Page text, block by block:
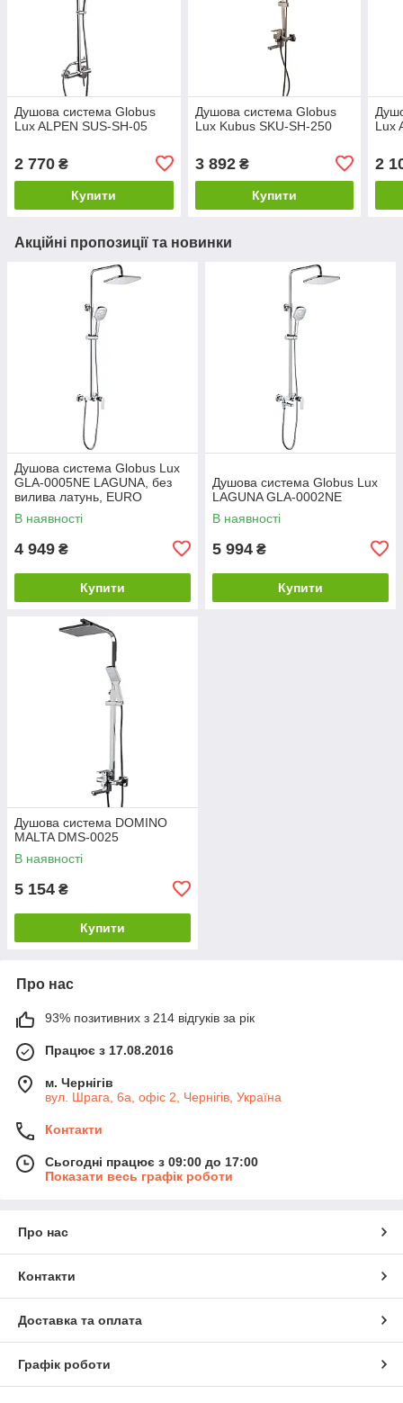
Душова система Globus
Lux ALPEN SUS-SH-05
2 770 ₴
Купити
Душова система Globus
Lux Kubus SKU-SH-250
3 892₴
Купити
Lux
2
Акційні пропозиції та новинки
Душова система Globus Lux
GLA-0005NE LAGUNA, без
вилива латунь, EURO
В наявності
4 949 ₴
Купити
Душова система Globus Lux
LAGUNA GLA-0002NE
В наявності
5 994 ₴
Купити
Душова система DOMINO
MALTA DMS-0025
В наявності
5 154 ₴
Купити
Про нас
93% позитивних з 214 відгуків за рік
Працює з 17.08.2016
м. Чернігів
вул. Шрага, 6а, офіс 2, Чернігів, Україна
Контакти
Сьогодні працює з 09:00 до 17:00
Показати весь графік роботи
Про нас
Контакти
Доставка та оплата
Графік роботи